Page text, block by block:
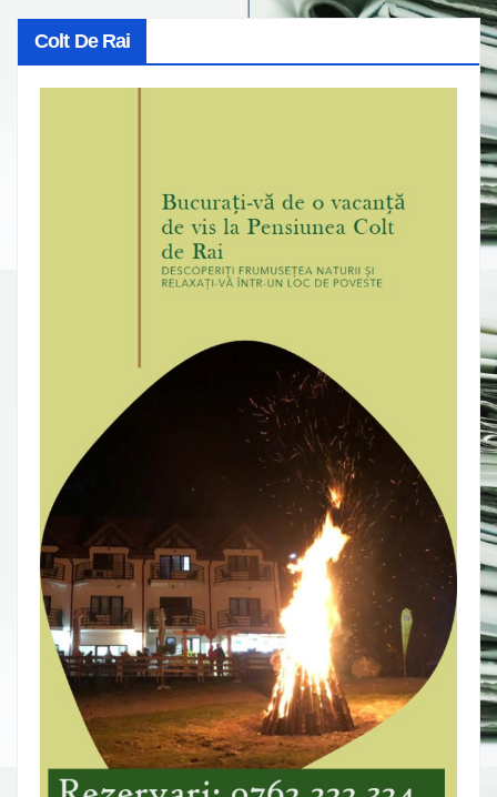
Colt De Rai